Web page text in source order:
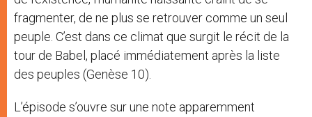
fragmenter, de ne plus se retrouver comme un seul
peuple. C’est dans ce climat que surgit le récit de la
tour de Babel, placé immédiatement après la liste
des peuples (Genèse 10).
L’épisode s’ouvre sur une note apparemment